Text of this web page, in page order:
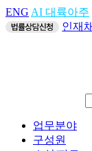
ENG AI 대륙아주
인재
업무분야
구성원